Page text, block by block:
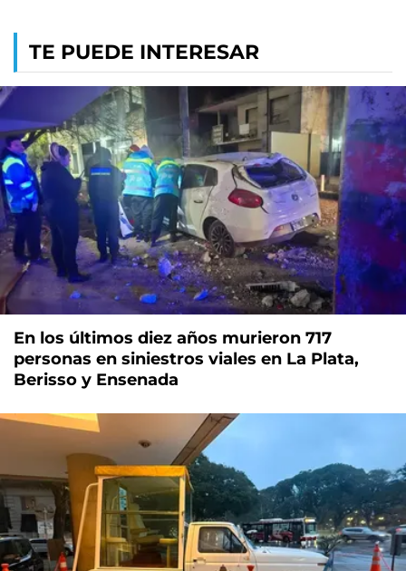
TE PUEDE INTERESAR
En los últimos diez años murieron 717
personas en siniestros viales en La Plata,
Berisso y Ensenada